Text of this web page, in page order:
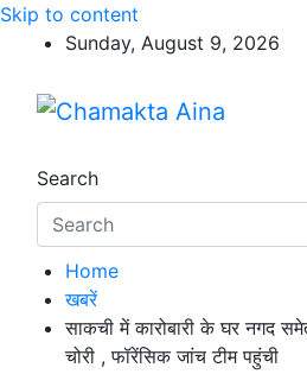
Skip to content
Sunday, August 9, 2026
Search
Home
खबरें
साकची में कारोबारी के घर नगद
चोरी , फॉरेंसिक जांच टीम पहुंची